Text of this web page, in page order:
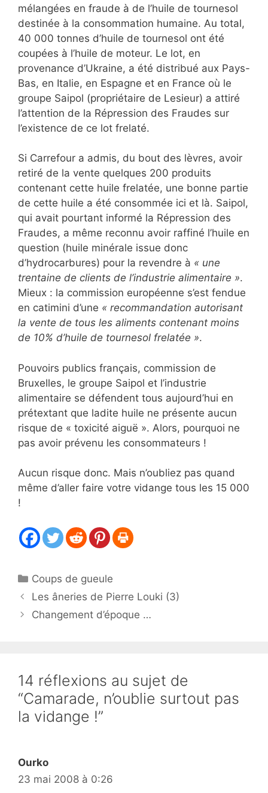
mélangées en fraude à de l’huile de tournesol
destinée à la consommation humaine. Au total,
40 000 tonnes d’huile de tournesol ont été
coupées à l’huile de moteur. Le lot, en
provenance d’Ukraine, a été distribué aux Pays-
Bas, en Italie, en Espagne et en France où le
groupe Saipol (propriétaire de Lesieur) a attiré
l’attention de la Répression des Fraudes sur
l’existence de ce lot frelaté.
Si Carrefour a admis, du bout des lèvres, avoir
retiré de la vente quelques 200 produits
contenant cette huile frelatée, une bonne partie
de cette huile a été consommée ici et là. Saipol,
qui avait pourtant informé la Répression des
Fraudes, a même reconnu avoir raffiné l’huile en
question (huile minérale issue donc
d’hydrocarbures) pour la revendre à « une
trentaine de clients de l’industrie alimentaire ».
Mieux : la commission européenne s’est fendue
en catimini d’une « recommandation autorisant
la vente de tous les aliments contenant moins
de 10% d’huile de tournesol frelatée ».
Pouvoirs publics français, commission de
Bruxelles, le groupe Saipol et l’industrie
alimentaire se défendent tous aujourd’hui en
prétextant que ladite huile ne présente aucun
risque de « toxicité aiguë ». Alors, pourquoi ne
pas avoir prévenu les consommateurs !
Aucun risque donc. Mais n’oubliez pas quand
même d’aller faire votre vidange tous les 15 000
!
Catégories
Coups de gueule
Les âneries de Pierre Louki (3)
Changement d’époque …
14 réflexions au sujet de
“Camarade, n’oublie surtout pas
la vidange !”
Ourko
23 mai 2008 à 0:26